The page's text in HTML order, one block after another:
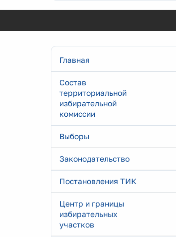
Главная
Состав
территориальной
избирательной
комиссии
Выборы
Законодательство
Постановления ТИК
Центр и границы
избирательных
участков